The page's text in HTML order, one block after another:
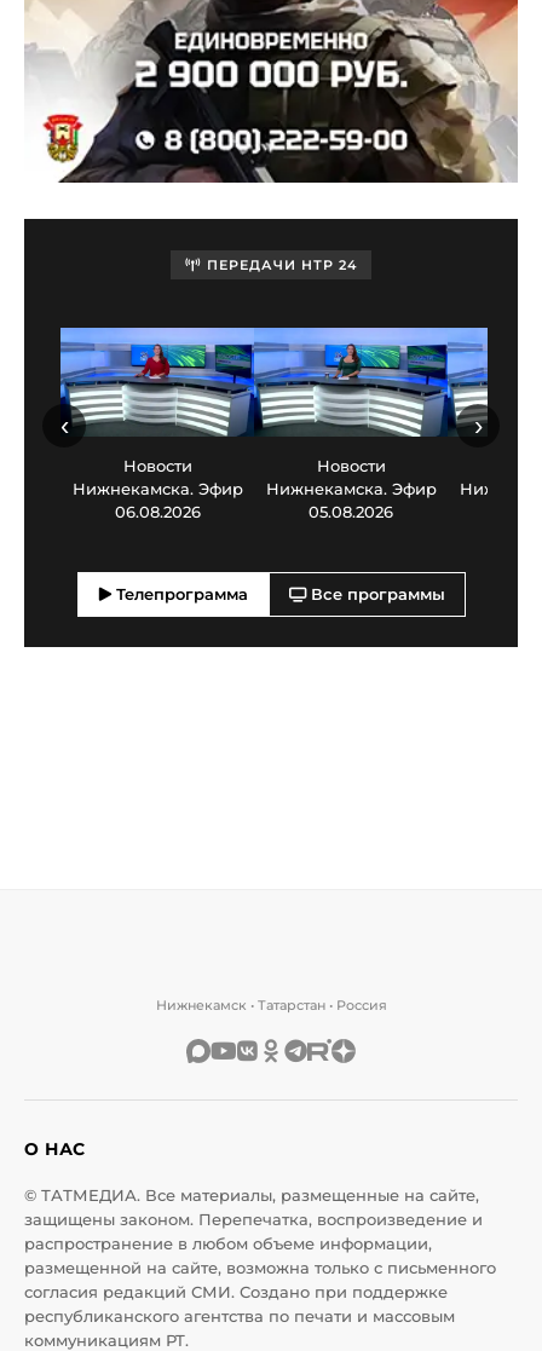
ПЕРЕДАЧИ НТР 24
Новости
Нижнекамска. Эфир
06.08.2026
Новости
Нижнекамска. Эфир
05.08.2026
‹ ›
Телепрограмма Все программы
Нижнекамск • Татарстан • Россия
О НАС
© ТАТМЕДИА. Все материалы, размещенные на сайте,
защищены законом. Перепечатка, воспроизведение и
распространение в любом объеме информации,
размещенной на сайте, возможна только с письменного
согласия редакций СМИ. Создано при поддержке
республиканского агентства по печати и массовым
коммуникациям РТ.